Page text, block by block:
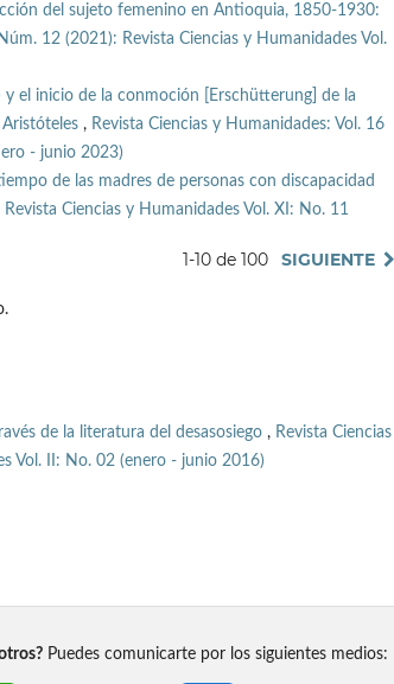
del sujeto femenino en Antioquia, 1850-1930:
12 (2021): Revista Ciencias y Humanidades Vol.
y el inicio de la conmoción [Erschütterung] de la
, Revista Ciencias y Humanidades: Vol. 16
- junio 2023)
de las madres de personas con discapacidad
Ciencias y Humanidades Vol. XI: No. 11
1-10 de 100 SIGUIENTE
de la literatura del desasosiego , Revista Ciencias
Vol. II: No. 02 (enero - junio 2016)
Puedes comunicarte por los siguientes medios: